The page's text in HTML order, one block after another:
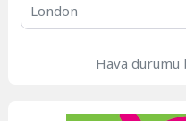
Hava